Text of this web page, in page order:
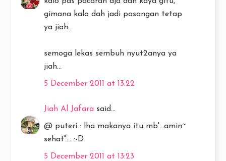
gimana kalo dah jadi pasangan tetap
ya jiah...
semoga lekas sembuh nyut2anya ya
jiah...
5 December 2011 at 13:22
Jiah Al Jafara said...
@ puteri : lha makanya itu mb'...amin~
sehat"... :-D
5 December 2011 at 13:23